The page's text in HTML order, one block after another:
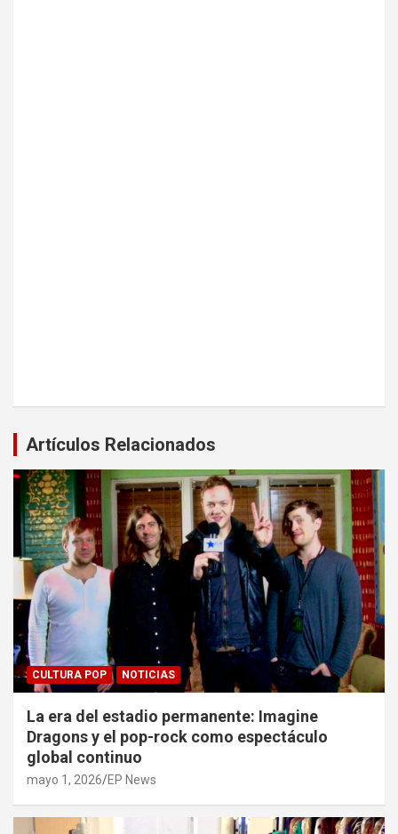
Artículos Relacionados
CULTURA POP NOTICIAS
La era del estadio permanente: Imagine
Dragons y el pop-rock como espectáculo
global continuo
mayo 1, 2026 EP News